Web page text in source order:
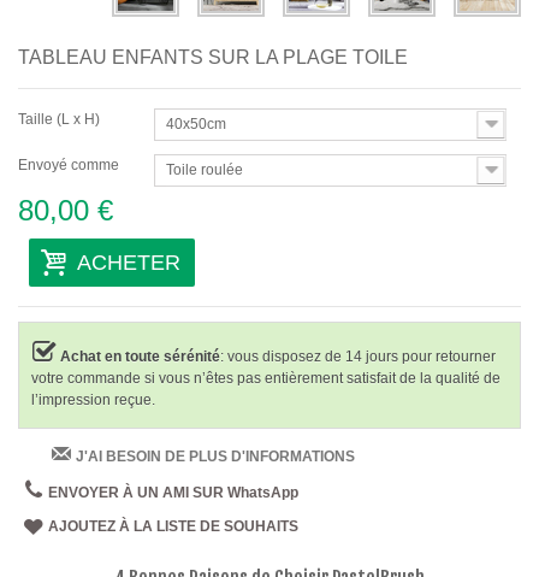
TABLEAU ENFANTS SUR LA PLAGE TOILE
Taille (L x H) 40x50cm
Envoyé comme Toile roulée
80,00 €
ACHETER
Achat en toute sérénité: vous disposez de 14 jours pour retourner
votre commande si vous n’êtes pas entièrement satisfait de la qualité de
l’impression reçue.
J'AI BESOIN DE PLUS D'INFORMATIONS
ENVOYER À UN AMI SUR WhatsApp
AJOUTEZ À LA LISTE DE SOUHAITS